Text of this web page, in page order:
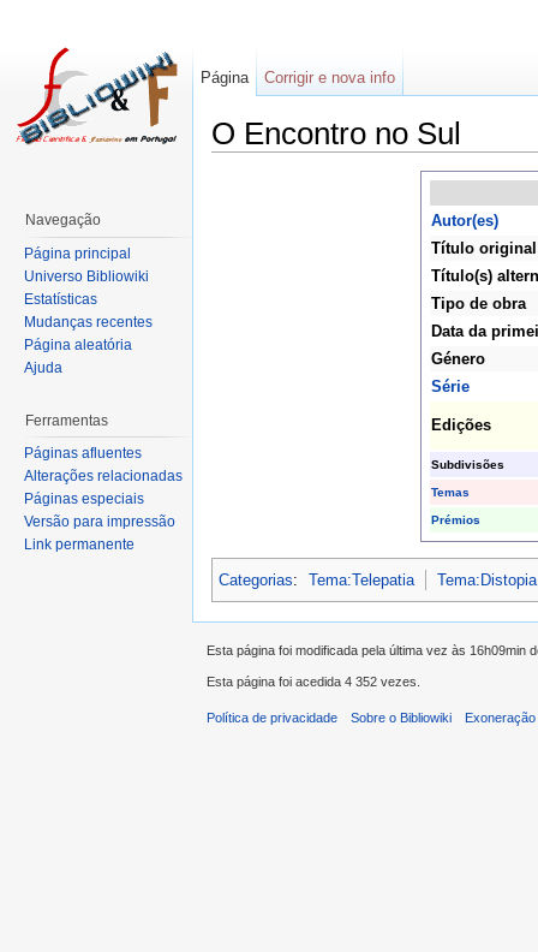
O Encontro no Sul
Autor(es)
Título original
Título(s)
Tipo de obra
Data da
Género
Série
Edições
Subdivisões
Temas
Prémios
Categorias: Tema:Telepatia Tema:Distopia
Página Corrigir e nova info
Navegação
Página principal
Universo Bibliowiki
Estatísticas
Mudanças recentes
Página aleatória
Ajuda
Ferramentas
Páginas afluentes
Alterações relacionadas
Páginas especiais
Versão para impressão
Link permanente
Esta página foi modificada pela última vez às 16h09min
Esta página foi acedida 4 352 vezes.
Política de privacidade Sobre o Bibliowiki